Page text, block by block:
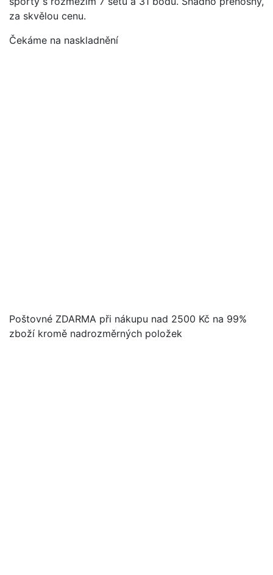
za skvělou cenu.
Čekáme na naskladnění
Poštovné ZDARMA při nákupu nad 2500 Kč na 99%
zboží kromě nadrozměrných položek